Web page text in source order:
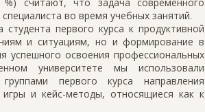
во время учебных занятий.
первого курса к продуктивной
и ситуациям, но и формирование в
успешного освоения профессиональных
университете мы использовали
первого курса направления
и кейс-методы, относящиеся как к